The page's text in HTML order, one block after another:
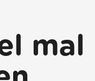
mal